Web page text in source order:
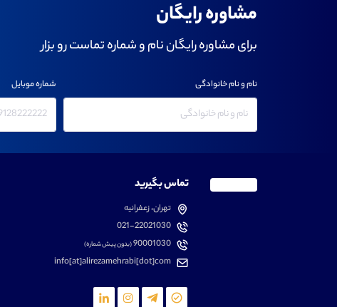
مشاوره رایگان
برای مشاوره رایگان نام و شماره تماست رو بزار
نام و نام خانوادگی شماره موبایل
تماس بگیرید
تهران، زعفرانیه
021-22021030
90001030(بدون پیش شماره)
info[at]alirezamehrabi[dot]com